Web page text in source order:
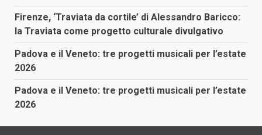
Firenze, ‘Traviata da cortile’ di Alessandro Baricco:
la Traviata come progetto culturale divulgativo
Padova e il Veneto: tre progetti musicali per l’estate
2026
Padova e il Veneto: tre progetti musicali per l’estate
2026